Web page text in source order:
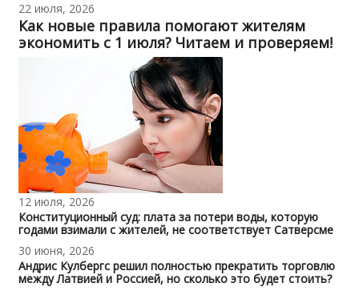
22 июля, 2026
Как новые правила помогают жителям
экономить с 1 июля? Читаем и проверяем!
12 июля, 2026
Конституционный суд: плата за потери воды, которую
годами взимали с жителей, не соответствует Сатверсме
30 июня, 2026
Андрис Кулбергс решил полностью прекратить торговлю
между Латвией и Россией, но сколько это будет стоить?